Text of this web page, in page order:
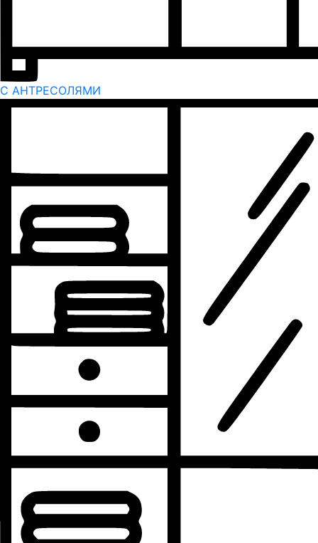
С АНТРЕСОЛЯМИ